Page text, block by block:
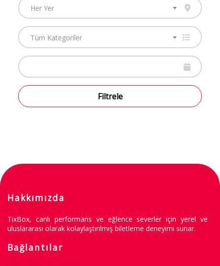
Her Yer
Tüm Kategoriler
Filtrele
Hakkımızda
TixBox, canlı performans ve eğlence severler için yerel ve
uluslararası olarak kolaylaştırılmış biletleme deneyimi sunar.
Bağlantılar